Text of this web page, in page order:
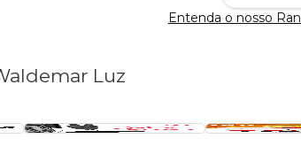
Entenda o nosso
Luz